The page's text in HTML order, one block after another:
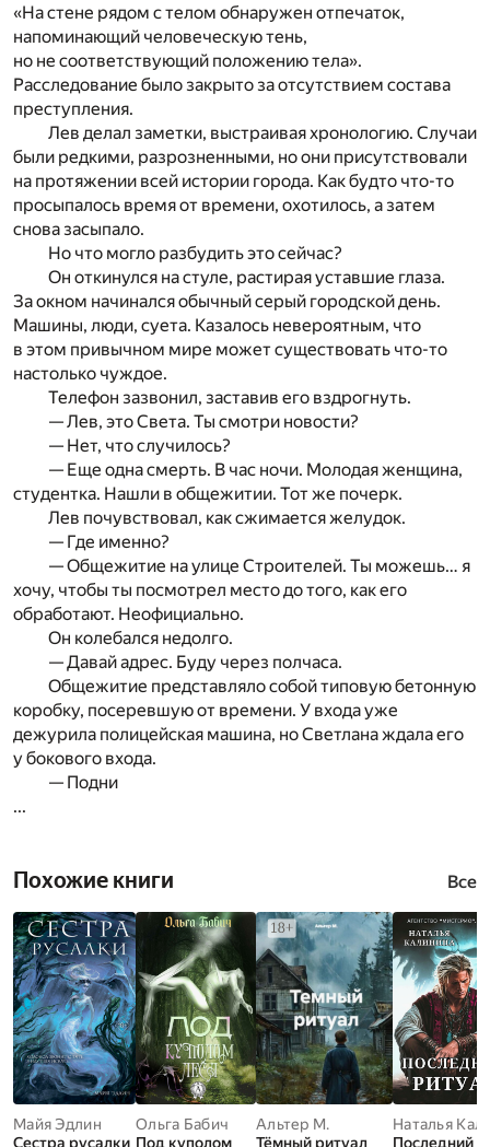
«На стене рядом с телом обнаружен отпечаток,
напоминающий человеческую тень,
но не соответствующий положению тела».
Расследование было закрыто за отсутствием состава
преступления.
Лев делал заметки, выстраивая хронологию. Случаи
были редкими, разрозненными, но они присутствовали
на протяжении всей истории города. Как будто что-то
просыпалось время от времени, охотилось, а затем
снова засыпало.
Но что могло разбудить это сейчас?
Он откинулся на стуле, растирая уставшие глаза.
За окном начинался обычный серый городской день.
Машины, люди, суета. Казалось невероятным, что
в этом привычном мире может существовать что-то
настолько чуждое.
Телефон зазвонил, заставив его вздрогнуть.
— Лев, это Света. Ты смотри новости?
— Нет, что случилось?
— Еще одна смерть. В час ночи. Молодая женщина,
студентка. Нашли в общежитии. Тот же почерк.
Лев почувствовал, как сжимается желудок.
— Где именно?
— Общежитие на улице Строителей. Ты можешь… я
хочу, чтобы ты посмотрел место до того, как его
обработают. Неофициально.
Он колебался недолго.
— Давай адрес. Буду через полчаса.
Общежитие представляло собой типовую бетонную
коробку, посеревшую от времени. У входа уже
дежурила полицейская машина, но Светлана ждала его
у бокового входа.
— Подни
...
Похожие книги Все
Майя Эдлин
Сестра русалки
Ольга Бабич
Под куполом
Альтер М.
Тёмный ритуал
Последний